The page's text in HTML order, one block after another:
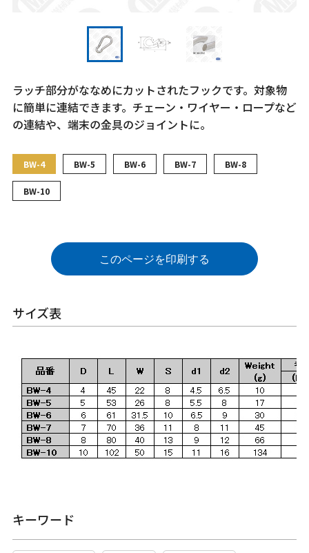
ラッチ部分がななめにカットされたフックです。対象物
に簡単に連結できます。チェーン・ワイヤー・ロープなど
の連結や、端末の金具のジョイントに。
BW-4 BW-5 BW-6 BW-7 BW-8
BW-10
このページを印刷する
サイズ表
キーワード